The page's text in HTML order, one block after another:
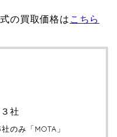
の買取価格は こちら
社
のみ「MOTA」